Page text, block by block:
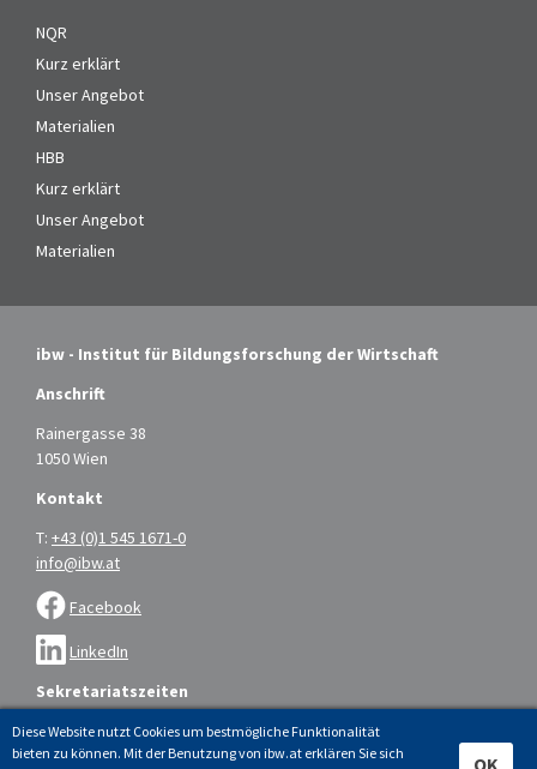
NQR
Kurz erklärt
Unser Angebot
Materialien
HBB
Kurz erklärt
Unser Angebot
Materialien
ibw - Institut für Bildungsforschung der Wirtschaft
Anschrift
Rainergasse 38
1050 Wien
Kontakt
T: +43 (0)1 545 1671-0
info@ibw.at
Facebook
LinkedIn
Sekretariatszeiten
Montag bis Donnerstag: 9.00 – 16.00 Uhr
Freitag: 9.00 – 14.00 Uhr
Diese Website nutzt Cookies um bestmögliche Funktionalität
bieten zu können. Mit der Benutzung von ibw.at erklären Sie sich
OK